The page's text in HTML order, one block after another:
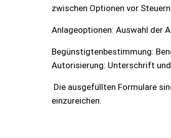
zwischen Optionen vor
Anlageoptionen: Auswahl der
Begünstigtenbestimmung:
Autorisierung: Unterschrift
Die ausgefüllten Formulare
einzureichen.